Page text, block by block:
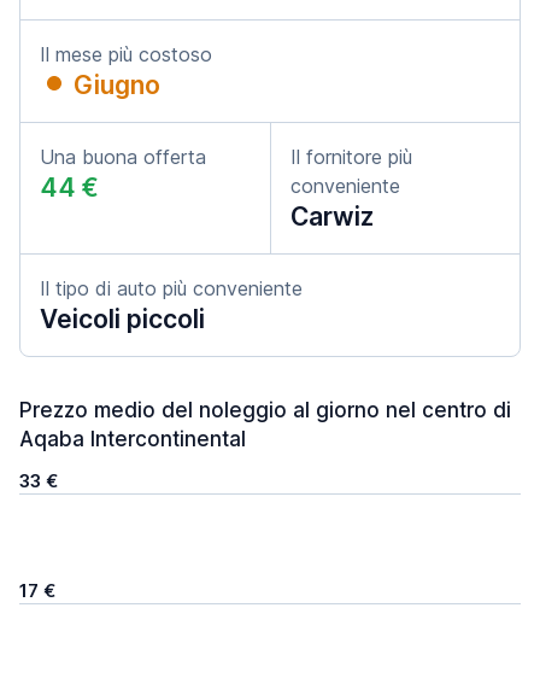
Il mese più costoso
Giugno
Una buona offerta
44 €
Il fornitore più
conveniente
Carwiz
Il tipo di auto più conveniente
Veicoli piccoli
Prezzo medio del noleggio al giorno nel centro di
Aqaba Intercontinental
33 €
17 €